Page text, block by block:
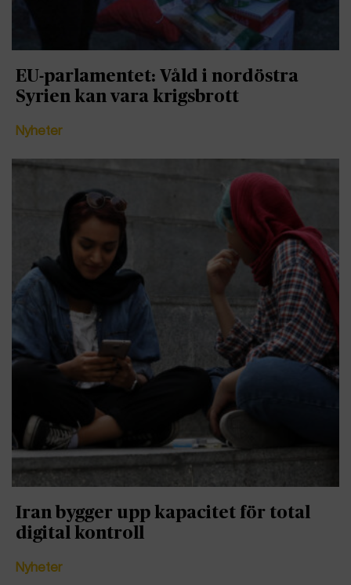
EU-parlamentet: Våld i nordöstra
Syrien kan vara krigsbrott
Nyheter
Iran bygger upp kapacitet för total
digital kontroll
Nyheter